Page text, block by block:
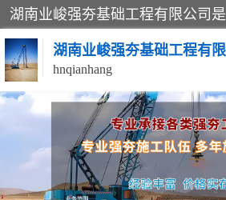
湖南业峻强夯基础工程有
hnqianhang
强夯施工案例 强
强夯施工工程 强夯